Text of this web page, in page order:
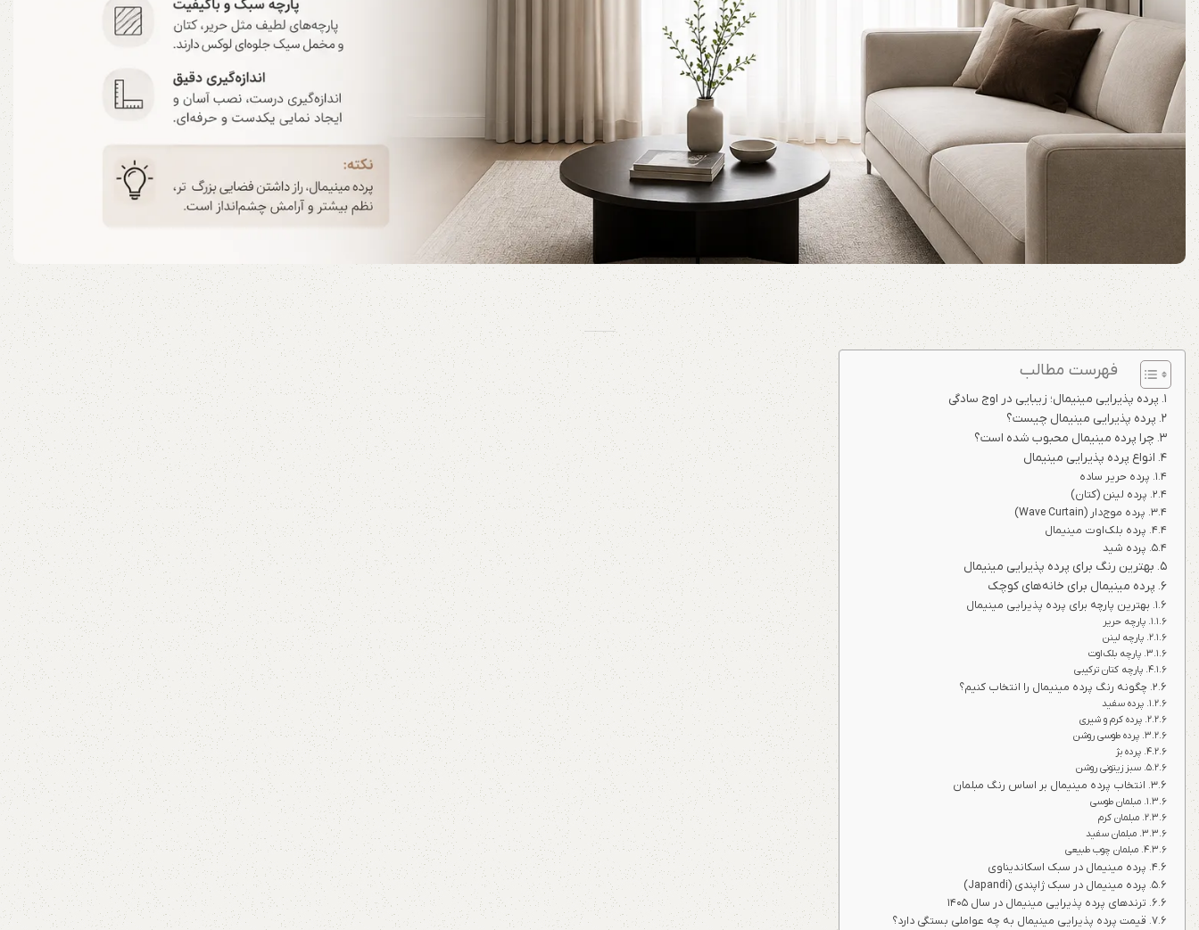
فهرست مطالب
پرده پذیرایی مینیمال؛ زیبایی در اوج سادگی
پرده پذیرایی مینیمال چیست؟
چرا پرده مینیمال محبوب شده است؟
انواع پرده پذیرایی مینیمال
پرده حریر ساده
پرده لینن (کتان)
پرده موج‌دار (Wave Curtain)
پرده بلک‌اوت مینیمال
پرده شید
بهترین رنگ برای پرده پذیرایی مینیمال
پرده مینیمال برای خانه‌های کوچک
بهترین پارچه برای پرده پذیرایی مینیمال
پارچه حریر
پارچه لینن
پارچه بلک‌اوت
پارچه کتان ترکیبی
چگونه رنگ پرده مینیمال را انتخاب کنیم؟
پرده سفید
پرده کرم و شیری
پرده طوسی روشن
پرده بژ
سبز زیتونی روشن
انتخاب پرده مینیمال بر اساس رنگ مبلمان
مبلمان طوسی
مبلمان کرم
مبلمان سفید
مبلمان چوب طبیعی
پرده مینیمال در سبک اسکاندیناوی
پرده مینیمال در سبک ژاپندی (Japandi)
ترندهای پرده پذیرایی مینیمال در سال ۱۴۰۵
قیمت پرده پذیرایی مینیمال به چه عواملی بستگی دارد؟